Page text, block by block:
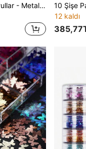
6 adet Reçine Parıltılı Pullar - Metalik Renkli İnce Toz İnce Pullar Dolgu DIY Takı, Epoksi Reçine Kalıp Dekorasyonu İçin
12 kaldı